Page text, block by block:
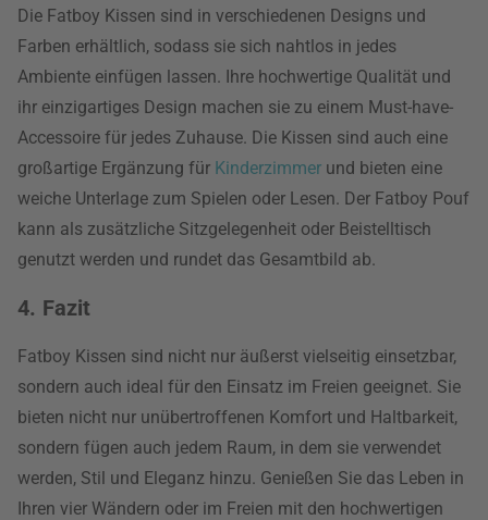
Die Fatboy Kissen sind in verschiedenen Designs und
Farben erhältlich, sodass sie sich nahtlos in jedes
Ambiente einfügen lassen. Ihre hochwertige Qualität und
ihr einzigartiges Design machen sie zu einem Must-have-
Accessoire für jedes Zuhause. Die Kissen sind auch eine
großartige Ergänzung für Kinderzimmer und bieten eine
weiche Unterlage zum Spielen oder Lesen. Der Fatboy Pouf
kann als zusätzliche Sitzgelegenheit oder Beistelltisch
genutzt werden und rundet das Gesamtbild ab.
4. Fazit
Fatboy Kissen sind nicht nur äußerst vielseitig einsetzbar,
sondern auch ideal für den Einsatz im Freien geeignet. Sie
bieten nicht nur unübertroffenen Komfort und Haltbarkeit,
sondern fügen auch jedem Raum, in dem sie verwendet
werden, Stil und Eleganz hinzu. Genießen Sie das Leben in
Ihren vier Wändern oder im Freien mit den hochwertigen